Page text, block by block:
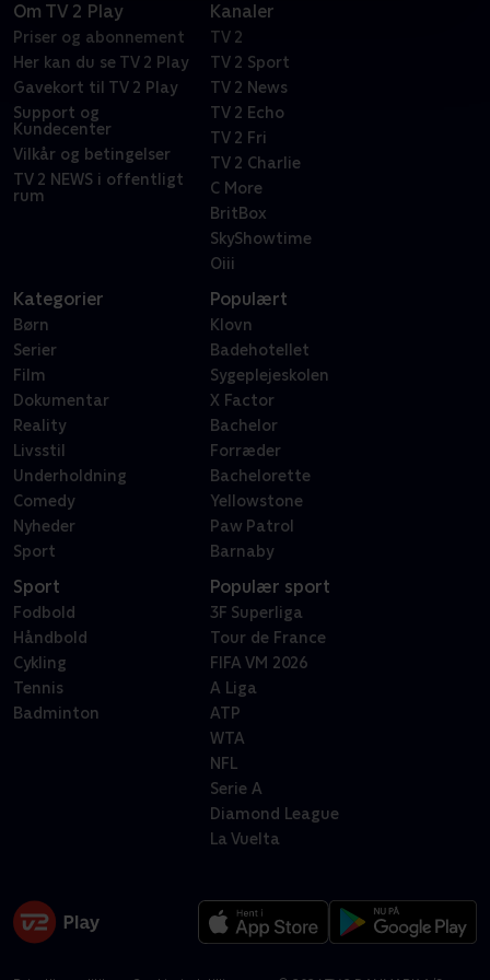
Om TV 2 Play
Priser og abonnement
Her kan du se TV 2 Play
Gavekort til TV 2 Play
Support og
Kundecenter
Vilkår og betingelser
TV 2 NEWS i offentligt
rum
Kanaler
TV 2
TV 2 Sport
TV 2 News
TV 2 Echo
TV 2 Fri
TV 2 Charlie
C More
BritBox
SkyShowtime
Oiii
Kategorier
Børn
Serier
Film
Dokumentar
Reality
Livsstil
Underholdning
Comedy
Nyheder
Sport
Populært
Klovn
Badehotellet
Sygeplejeskolen
X Factor
Bachelor
Forræder
Bachelorette
Yellowstone
Paw Patrol
Barnaby
Sport
Fodbold
Håndbold
Cykling
Tennis
Badminton
Populær sport
3F Superliga
Tour de France
FIFA VM 2026
A Liga
ATP
WTA
NFL
Serie A
Diamond League
La Vuelta